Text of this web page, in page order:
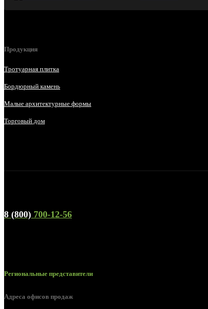
Продукция
Тротуарная плитка
Бордюрный камень
Малые архитектурные формы
Торговый дом
8 (800) 700-12-56
Региональные представители
Адреса офисов продаж